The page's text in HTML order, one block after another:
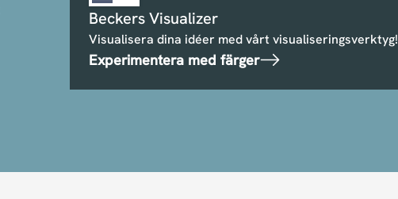
Beckers Visualizer
Visualisera dina idéer med vårt visualiseringsverktyg!
Experimentera med färger